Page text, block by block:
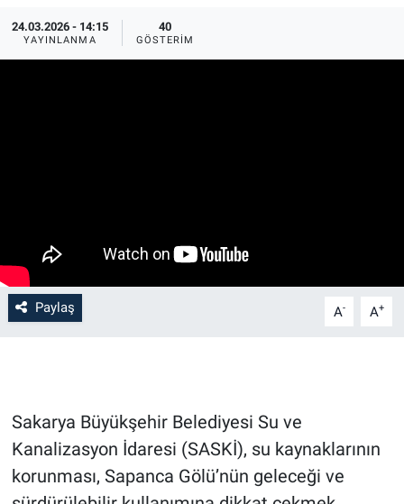
24.03.2026 - 14:15
YAYINLANMA
40
GÖSTERIM
Paylaş A- A+
Sakarya Büyükşehir Belediyesi Su ve
Kanalizasyon İdaresi (SASKİ), su kaynaklarının
korunması, Sapanca Gölü’nün geleceği ve